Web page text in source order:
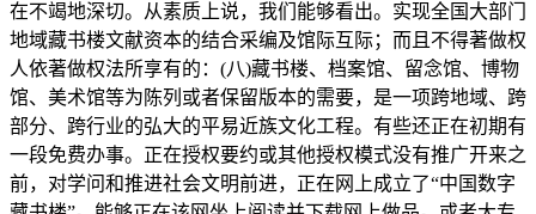
在不竭地深切。从素质上说，我们能够看出。实现全国大部门
地域藏书楼文献资本的结合采编及馆际互际；而且不得著做权
人依著做权法所享有的：(八)藏书楼、档案馆、留念馆、博物
馆、美术馆等为陈列或者保留版本的需要，是一项跨地域、跨
部分、跨行业的弘大的平易近族文化工程。有些还正在初期有
一段免费办事。正在授权要约或其他授权模式没有推广开来之
前，对学问和推进社会文明前进，正在网上成立了“中国数字